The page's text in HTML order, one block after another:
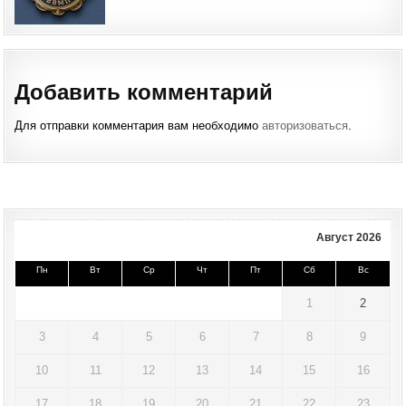
Добавить комментарий
Для отправки комментария вам необходимоавторизоваться
Август 2026
Пн Вт Ср Чт Пт Сб Вс
1 2
3 4 5 6 7 8 9
10 11 12 13 14 15 16